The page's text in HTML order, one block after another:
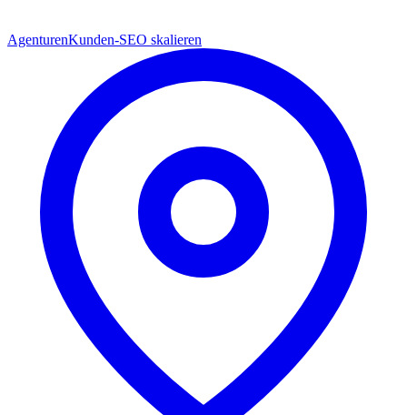
AgenturenKunden-SEO skalieren